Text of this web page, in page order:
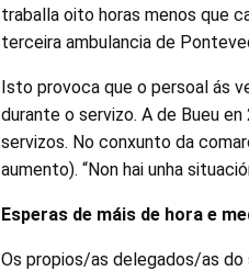
traballa oito horas menos que
terceira ambulancia de
Isto provoca que o persoal ás
durante o servizo. A de Bueu
servizos. No conxunto da
aumento). “Non hai unha
Esperas de máis de hora e
Os propios/as delegados/as